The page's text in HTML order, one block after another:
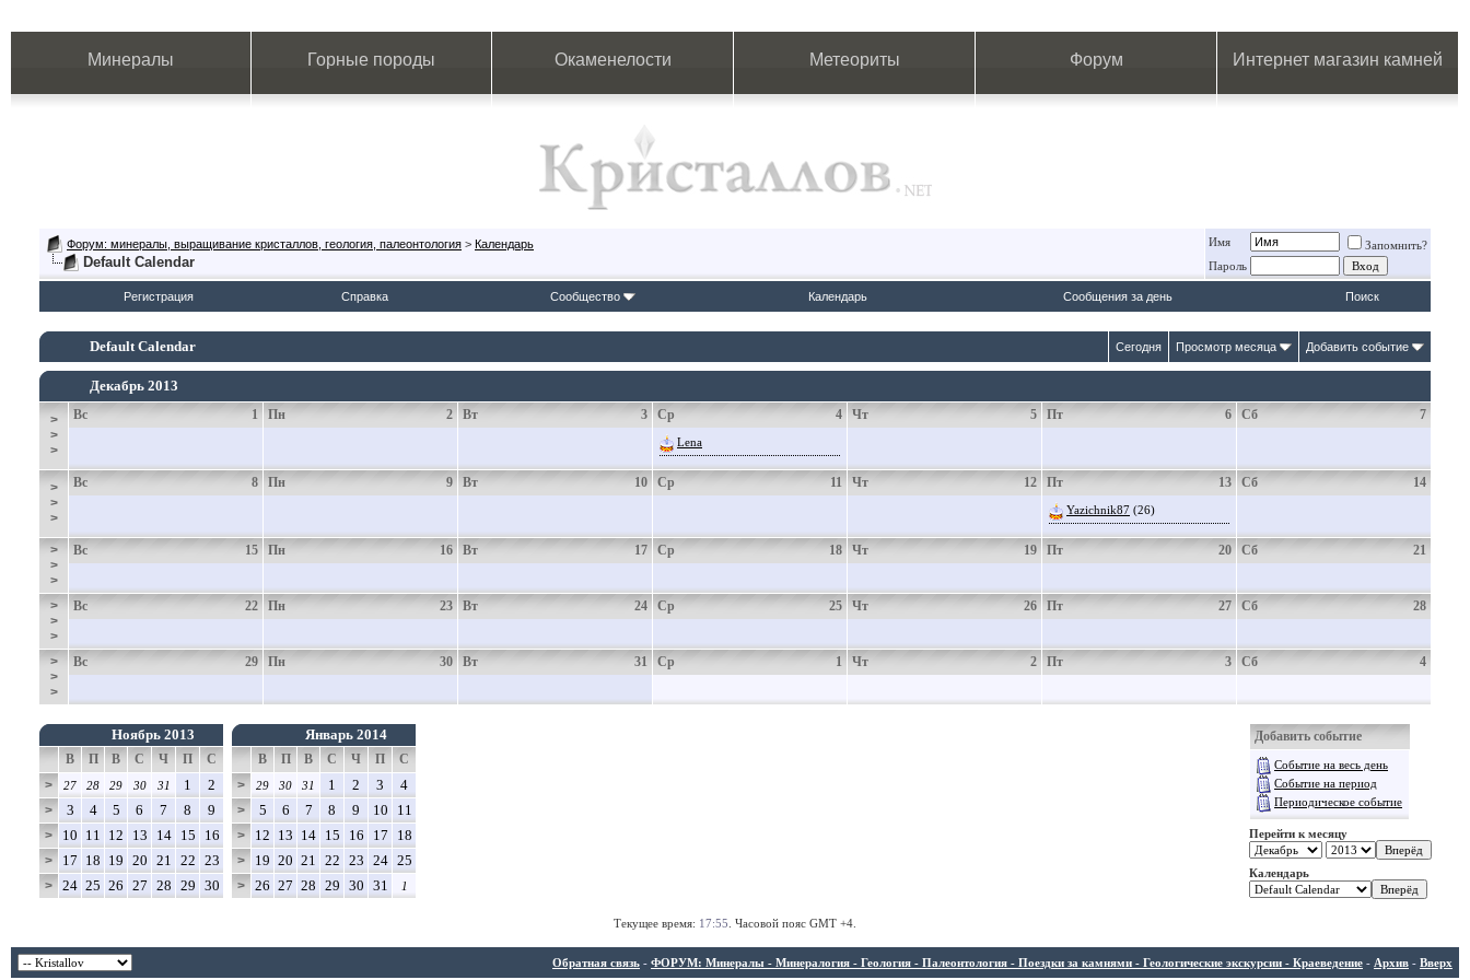
Минералы Горные породы Окаменелости Метеориты Форум Интернет магазин камней
Форум: минералы, выращивание кристаллов, геология, палеонтология > Календарь
Default Calendar
Имя
Запомнить?
Пароль
Регистрация Справка Сообщество Календарь Сообщения за день Поиск
Default Calendar Сегодня Просмотр месяца Добавить событие
Декабрь 2013
>
>
>
1
Вс 2
Пн 3
Вт 4
Ср
Lena
5
Чт 6
Пт 7
Сб
>
>
>
8
Вс 9
Пн 10
Вт 11
Ср 12
Чт 13
Пт
Yazichnik87 (26)
14
Сб
>
>
>
15
Вс 16
Пн 17
Вт 18
Ср 19
Чт 20
Пт 21
Сб
>
>
>
22
Вс 23
Пн 24
Вт 25
Ср 26
Чт 27
Пт 28
Сб
>
>
>
29
Вс 30
Пн 31
Вт 1
Ср 2
Чт 3
Пт 4
Сб
Ноябрь 2013
В П В С Ч П
С
>
27 28 29 30 31 1 2
> 3 4 5 6 7 8 9
> 10 11 12 13 14 15 16
> 17 18 19 20 21 22 23
> 24 25 26 27 28 29 30
Январь 2014
В П В С Ч П
С
>
29 30 31 1 2 3 4
> 5 6 7 8 9 10 11
> 12 13 14 15 16 17 18
> 19 20 21 22 23 24 25
> 26 27 28 29 30 31 1
Добавить событие
Событие на весь день
Событие на период
Периодическое событие
Перейти к месяцу
Календарь
Текущее время: 17:55 . Часовой пояс GMT +4.
Обратная связь - ФОРУМ: Минералы - Минералогия - Геология - Палеонтология - Поездки за камнями - Геологические экскурсии - Краеведение - Архив - Вверх